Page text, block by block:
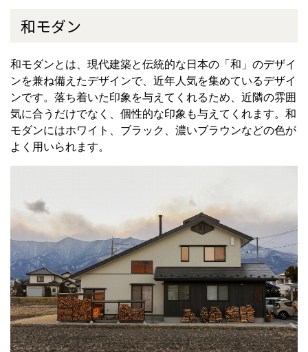
和モダン
和モダンとは、現代建築と伝統的な日本の「和」のデザイ
ンを兼ね備えたデザインで、近年人気を集めているデザイ
ンです。落ち着いた印象を与えてくれるため、近隣の雰囲
気に合うだけでなく、個性的な印象も与えてくれます。和
モダンにはホワイト、ブラック、濃いブラウンなどの色が
よく用いられます。